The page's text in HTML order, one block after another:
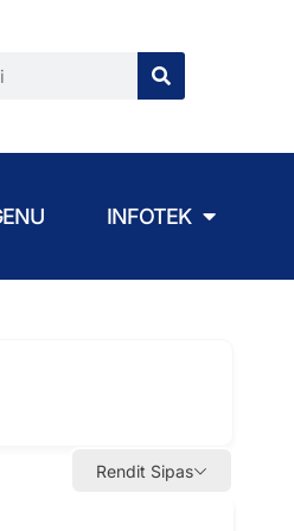
INFOTEK
Rendit Sipas